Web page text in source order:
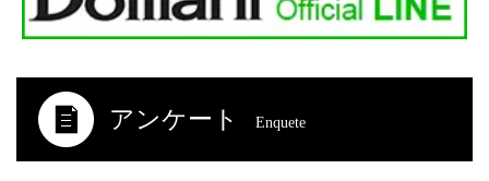
アンケート Enquete